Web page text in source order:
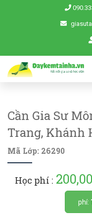
Cần Gia Sư
Trang, Khánh
Mã Lớp: 26290
Học phí :
phí: